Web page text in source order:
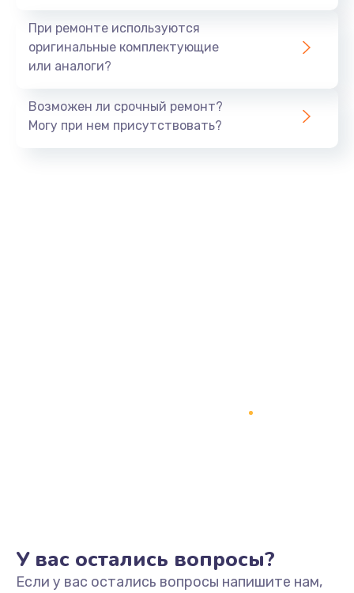
При ремонте используются
оригинальные комплектующие
или аналоги?
Возможен ли срочный ремонт?
Могу при нем присутствовать?
У вас остались вопросы?
Если у вас остались вопросы напишите нам,